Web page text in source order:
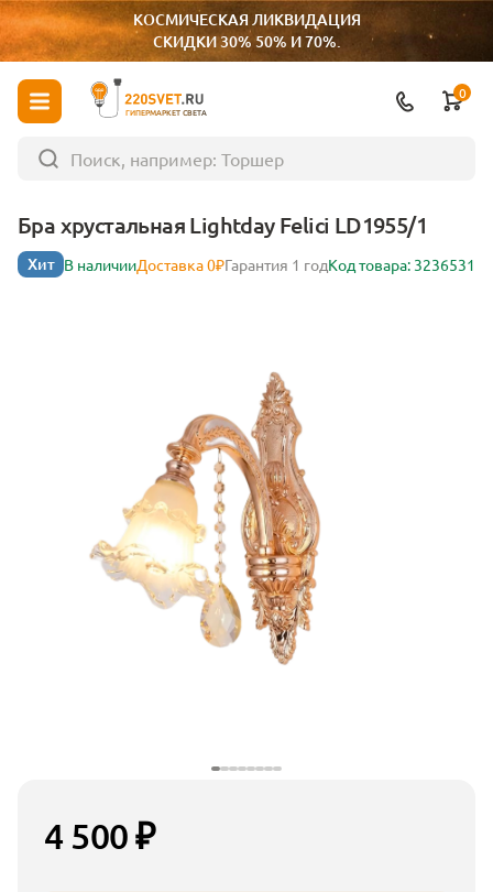
КОСМИЧЕСКАЯ ЛИКВИДАЦИЯ
СКИДКИ 30% 50% И 70%.
ГИПЕРМАРКЕТ СВЕТА
0
Бра хрустальная Lightday Felici LD1955/1
Хит В наличииДоставка 0₽Гарантия 1 годКод товара: 3236531
4 500 ₽